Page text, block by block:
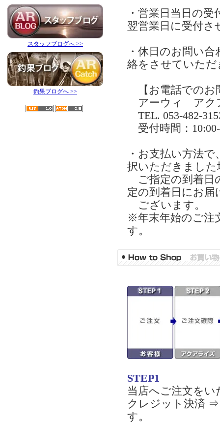
スタッフブログへ >>
釣果ブログへ >>
・営業日当日の
翌営業日に受付
・休日のお問い
絡をさせていただ
【お電話でのお
アーウィ アク
TEL. 053-482-
受付時間：
・お支払い方法
択いただきました
ご指定の到着日
定の到着日にお
ございます。
※年末年始のご注
す。
STEP1
当店へご注文を
クレジット決済
す。